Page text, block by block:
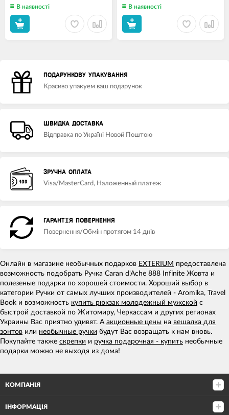
В наявності В наявності
ПОДАРУНКОВУ УПАКУВАННЯ
Красиво упакуем ваш подарунок
ШВИДКА ДОСТАВКА
Відправка по Україні Новой Поштою
ЗРУЧНА ОПЛАТА
Visa/MasterCard, Наложенный платеж
ГАРАНТІЯ ПОВЕРНЕННЯ
Повернення/Обмін протягом 14 днів
Онлайн в магазине необычных подарков EXTERIUM предоставлена
возможность подобрать Ручка Caran d'Ache 888 Infinite Жовта и
полезеные подарки по хорошей стоимости. Хороший выбор в
категории Ручки от самых лучших производителей - Aromika, Travel
Book и возможность купить рюкзак молодежный мужской с
быстрой доставкой по Житомиру, Черкассам и других регионах
Украины Вас приятно удивят. А акционные цены на вешалка для
зонтов или необычные ручки будут Вас возращать к нам вновь.
Покупайте также скрепки и ручка подарочная - купить необычные
подарки можно не выходя из дома!
КОМПАНІЯ
ІНФОРМАЦІЯ